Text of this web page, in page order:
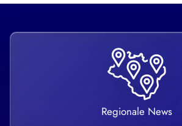
Regionale News